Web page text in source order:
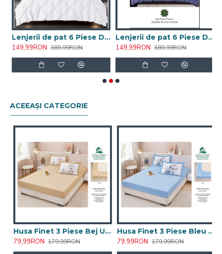
Lenjerii de pat 6 Piese Deluxe Premium
149,99RON
389,99RON
Lenjerii de pat 6 Piese Deluxe Premium
149,99RON
389,99RON
ACEEAȘI CATEGORIE
Husa Finet 3 Piese Bej Uni 160x200CM
79,99RON
179,99RON
Husa Finet 3 Piese Bleu Uni 160x200CM
79,99RON
179,99RON